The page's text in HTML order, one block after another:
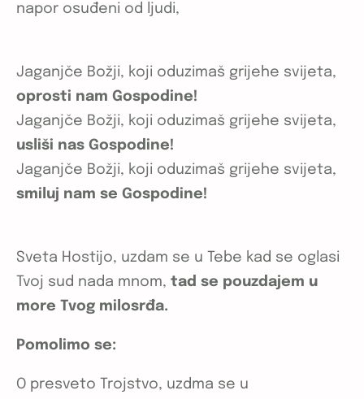
napor osuđeni od ljudi,
Jaganjče Božji, koji oduzimaš grijehe svijeta,
oprosti nam Gospodine!
Jaganjče Božji, koji oduzimaš grijehe svijeta,
usliši nas Gospodine!
Jaganjče Božji, koji oduzimaš grijehe svijeta,
smiluj nam se Gospodine!
Sveta Hostijo, uzdam se u Tebe kad se oglasi
Tvoj sud nada mnom, tad se pouzdajem u
more Tvog milosrđa.
Pomolimo se:
O presveto Trojstvo, uzdma se u